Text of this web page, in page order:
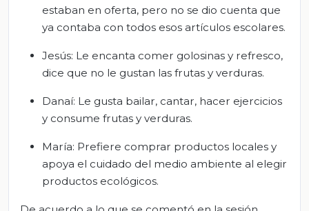
estaban en oferta, pero no se dio cuenta que
ya contaba con todos esos artículos escolares.
Jesús: Le encanta comer golosinas y refresco,
dice que no le gustan las frutas y verduras.
Danaí: Le gusta bailar, cantar, hacer ejercicios
y consume frutas y verduras.
María: Prefiere comprar productos locales y
apoya el cuidado del medio ambiente al elegir
productos ecológicos.